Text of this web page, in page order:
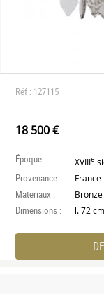
Réf : 127115
18 500 €
Époque : XVIIIe
Provenance :
Materiaux :
Dimensions : l. 72 cm